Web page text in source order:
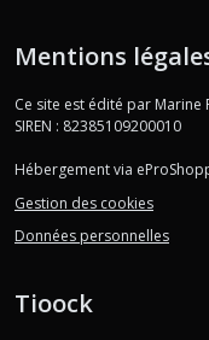
Mentions
Ce site est édité par Marine
SIREN : 82385109200010
Hébergement via
Gestion des cookies
Données personnelles
Tioock